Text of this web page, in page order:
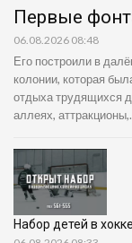
Первые
06.08.2026 08:48
Его построили в
колонии, которая
отдыха трудящихся
аллеях,
Набор детей в